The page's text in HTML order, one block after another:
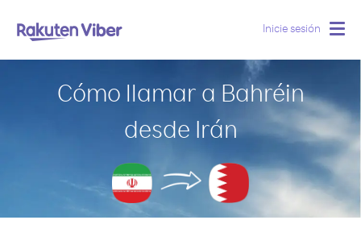
Inicie sesión
Cómo llamar a Bahréin
desde Irán